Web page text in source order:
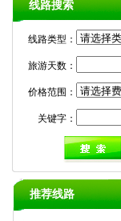
线路搜索
线路类型：
旅游天数：
价格范围：
关键字：
推荐线路